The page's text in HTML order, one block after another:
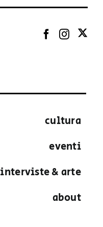
cultura
eventi
interviste & arte
about